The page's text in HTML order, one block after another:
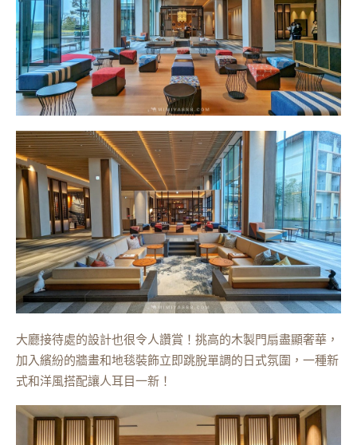
大廳接待處的設計也很令人讚賞！挑高的木製門扇盡顯奢華，
加入繽紛的牆畫和地毯裝飾立即跳脫單調的日式氛圍，一種新
式和洋風搭配讓人耳目一新！